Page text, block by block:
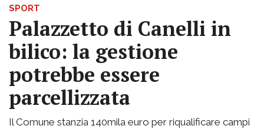
SPORT
Palazzetto di Canelli in
bilico: la gestione
potrebbe essere
parcellizzata
Il Comune stanzia 140mila euro per riqualificare campi